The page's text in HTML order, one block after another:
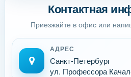
Контактная
Приезжайте в офис или
АДРЕС
Санкт-Петербург
ул. Профессора